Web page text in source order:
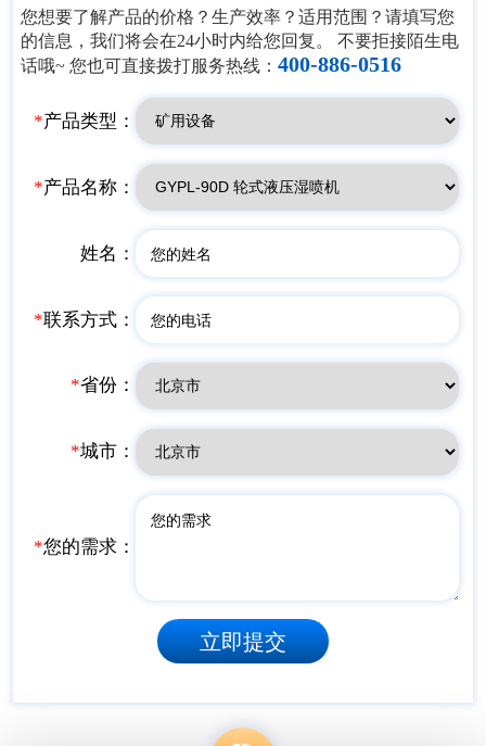
您想要了解产品的价格？生产效率？适用范围？请填写您
的信息，我们将会在24小时内给您回复。 不要拒接陌生电
话哦~ 您也可直接拨打服务热线：400-886-0516
*产品类型：
*产品名称：
姓名：
*联系方式：
*省份：
*城市：
*您的需求：
立即提交